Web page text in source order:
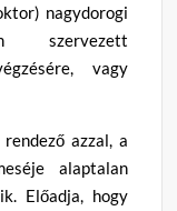
nagydorogi
szervezett
vagy
azzal, a
alaptalan
Előadja, hogy